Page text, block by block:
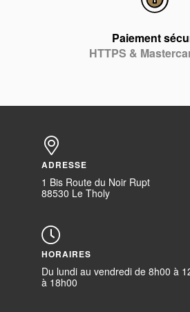
Paiement
HTTPS &
ADRESSE
1 Bis Route du Noir Rupt
88530 Le Tholy
HORAIRES
Du lundi au vendredi de 8h00 à
à 18h00